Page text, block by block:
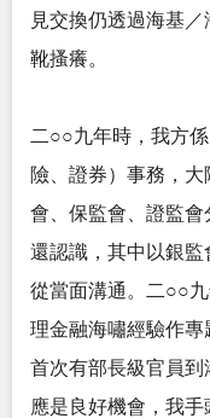
見交換仍透過海基
靴搔癢。
二○○九年時，我方
險、證券）事務，
會、保監會、證監
還認識，其中以銀
從當面溝通。二○○
理金融海嘯經驗作
首次有部長級官員
應是良好機會，我手